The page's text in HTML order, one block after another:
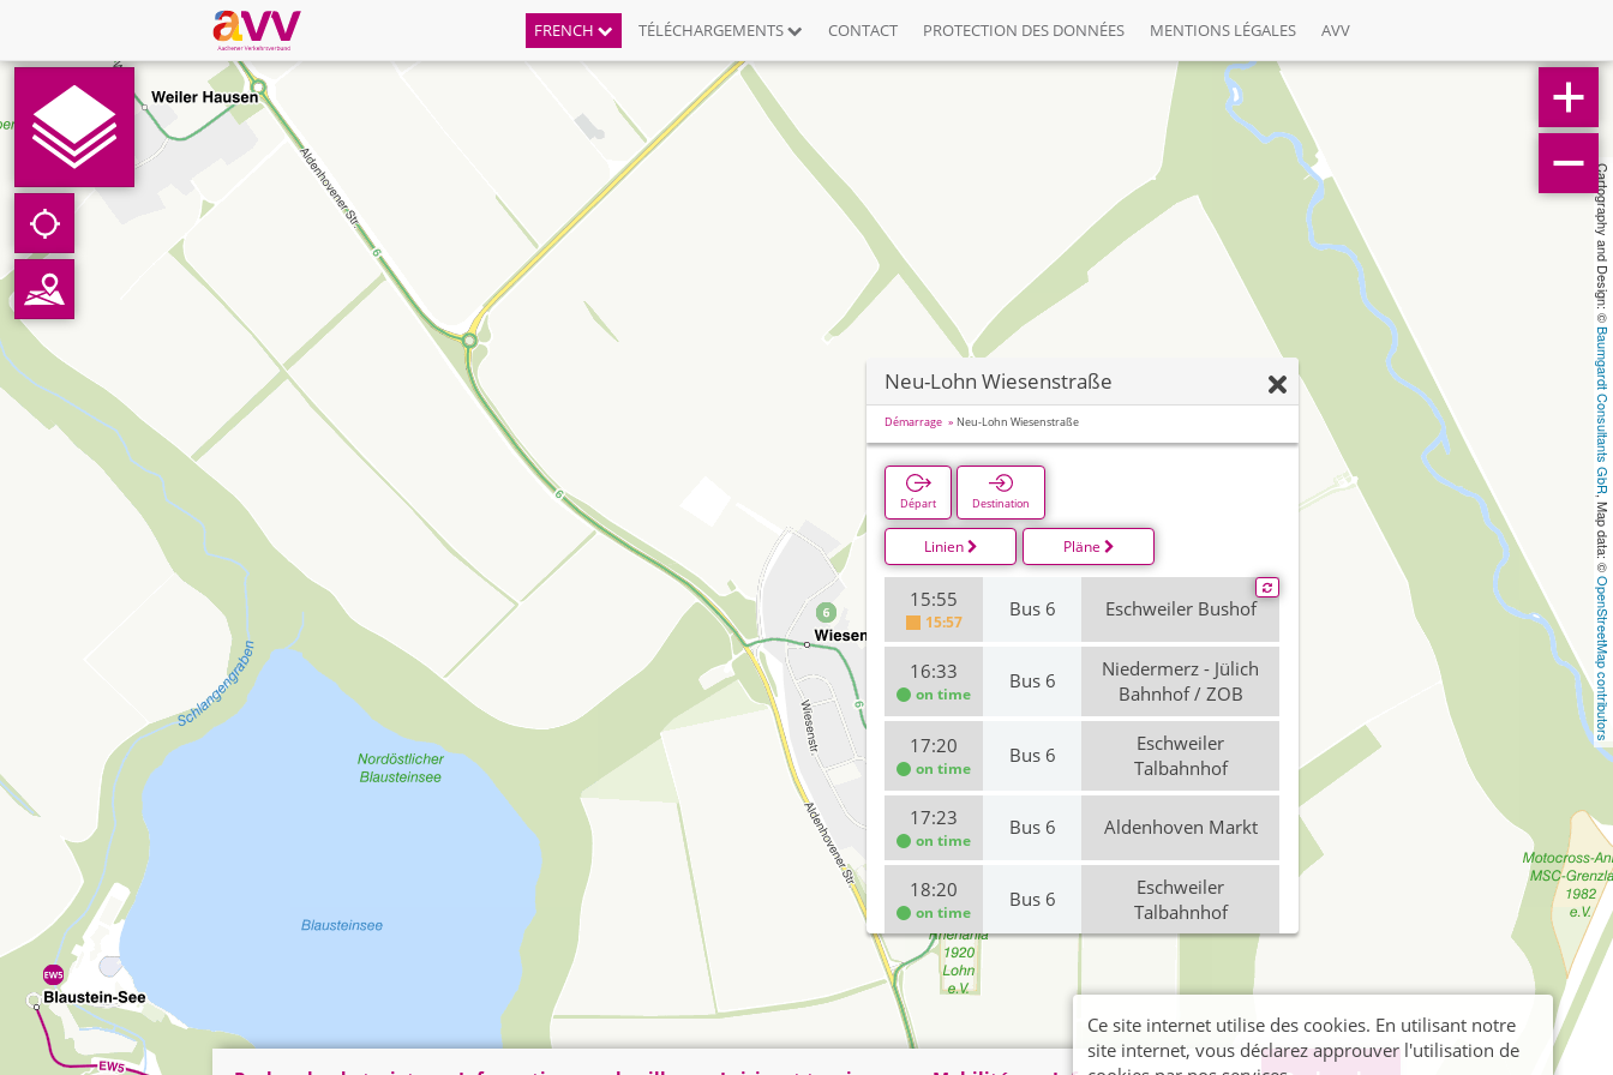
FRENCH TÉLÉCHARGEMENTS CONTACT PROTECTION DES DONNÉES MENTIONS LÉGALES AVV
Cartography and Design: ©
Baumgardt Consultants GbR
, Map data: ©
OpenStreetMap contributors
Neu-Lohn Wiesenstraße
Démarrage Neu-Lohn Wiesenstraße
Départ Destination
Linien Pläne
15:55
15:57
Bus 6 Eschweiler Bushof
16:33
on time
Bus 6
Niedermerz - Jülich
Bahnhof / ZOB
17:20
on time
Bus 6
Eschweiler
Talbahnhof
17:23
on time
Bus 6 Aldenhoven Markt
18:20
on time
Bus 6
Eschweiler
Talbahnhof
18:23
on time
Aldenhoven
Ce site internet utilise des cookies. En utilisant notre
site internet, vous déclarez approuver l'utilisation de